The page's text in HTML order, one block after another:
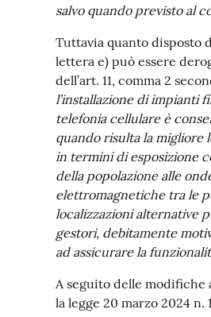
salvo quando previsto al
Tuttavia quanto disposto
lettera e) può essere
dell’art. 11, comma 2
l’installazione di impianti
telefonia cellulare è
quando risulta la migliore
in termini di esposizione
della popolazione alle
elettromagnetiche tra le
localizzazioni alternative
gestori, debitamente
ad assicurare la
A seguito delle modifiche
la legge 20 marzo 2024 n.